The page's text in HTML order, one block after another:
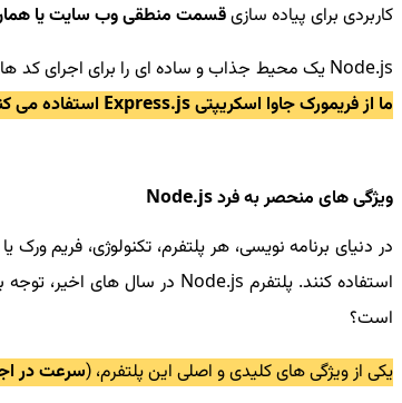
کاربردی برای پیاده سازیقسمت منطقی وب سایت یا
Node.js یک محیط جذاب و ساده ای را برای اجرای کد های JS در سمت سرور فراهم می کند تا بتوانیم منطق وب سایت را با استفاده از آن به آسانی پیاده سازی کنیم.
ما از فریمورک جاوا اسکریپتی Express.js استفاده می کنیم.
ویژگی های منحصر به فرد Node.js
در دنیای برنامه نویسی، هر پلتفرم، تکنولوژی، فریم
استفاده کنند. پلتفرم Node.js در سال های اخیر، توجه بسیار زیادی از توسعه دهندگان وب را به خود جلب کرده است، اما مگر چه ویژگی هایی در اختیار آنها قرار می دهد که به این حجم از
است؟
یکی از ویژگی های کلیدی و اصلی این پلتفرم، (سرعت در